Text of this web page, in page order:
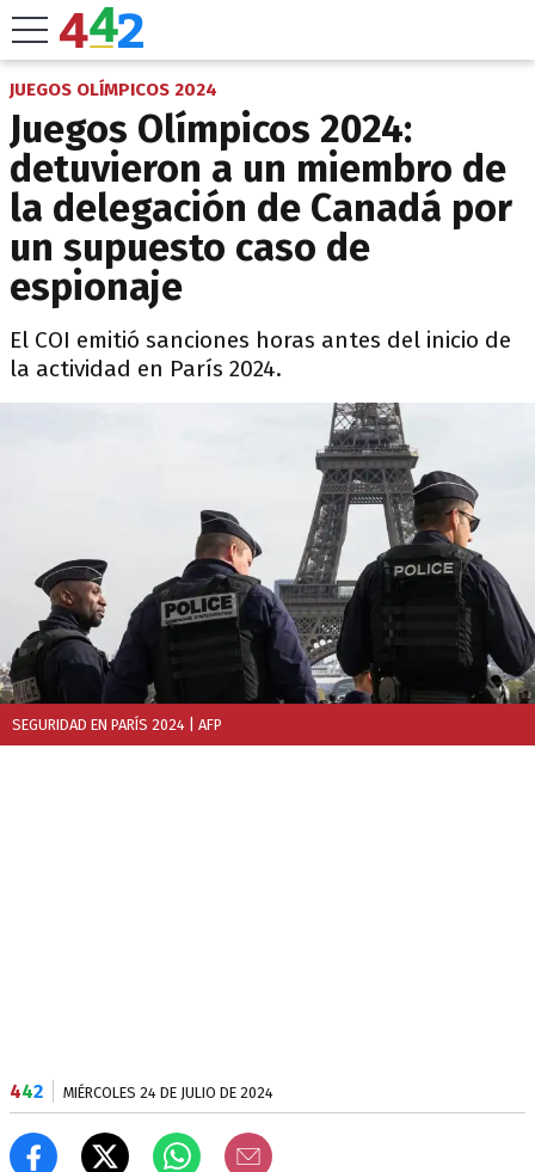
JUEGOS OLÍMPICOS 2024
Juegos Olímpicos 2024:
detuvieron a un miembro de
la delegación de Canadá por
un supuesto caso de
espionaje
El COI emitió sanciones horas antes del inicio de
la actividad en París 2024.
SEGURIDAD EN PARÍS 2024 | AFP
442 MIÉRCOLES 24 DE JULIO DE 2024